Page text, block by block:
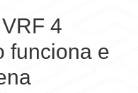
4
funciona e